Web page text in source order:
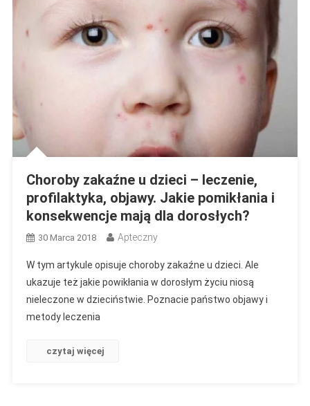
Choroby zakaźne u dzieci – leczenie,
profilaktyka, objawy. Jakie pomikłania i
konsekwencje mają dla dorosłych?
30 Marca 2018 Apteczny
W tym artykule opisuje choroby zakaźne u dzieci. Ale
ukazuje też jakie powikłania w dorosłym życiu niosą
nieleczone w dzieciństwie. Poznacie państwo objawy i
metody leczenia
czytaj więcej